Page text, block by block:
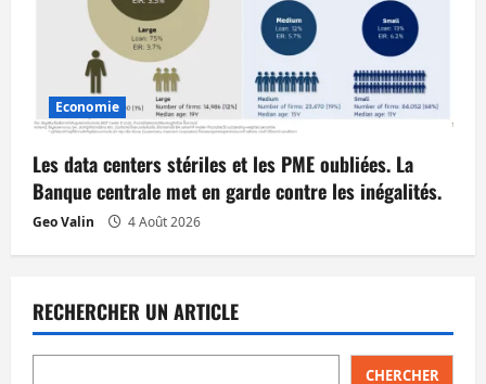
Economie
Les data centers stériles et les PME oubliées. La
Banque centrale met en garde contre les inégalités.
Geo Valin 4 Août 2026
RECHERCHER UN ARTICLE
CHERCHER